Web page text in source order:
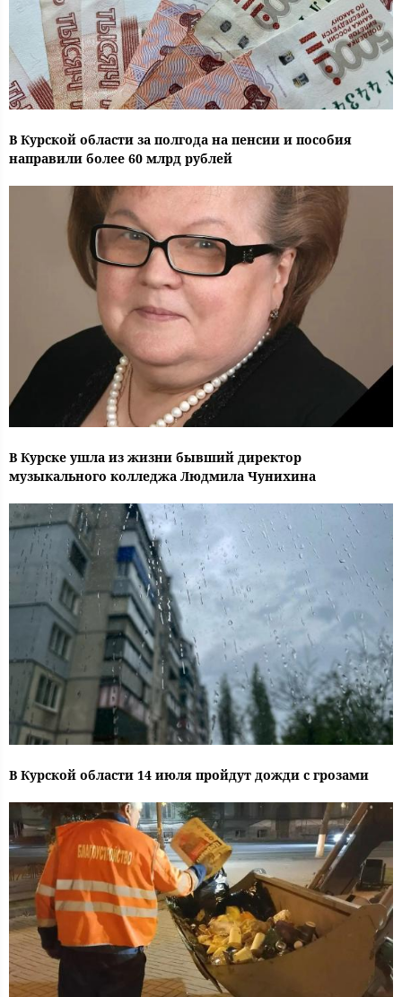
В Курской области за полгода на пенсии и пособия
направили более 60 млрд рублей
В Курске ушла из жизни бывший директор
музыкального колледжа Людмила Чунихина
В Курской области 14 июля пройдут дожди с грозами